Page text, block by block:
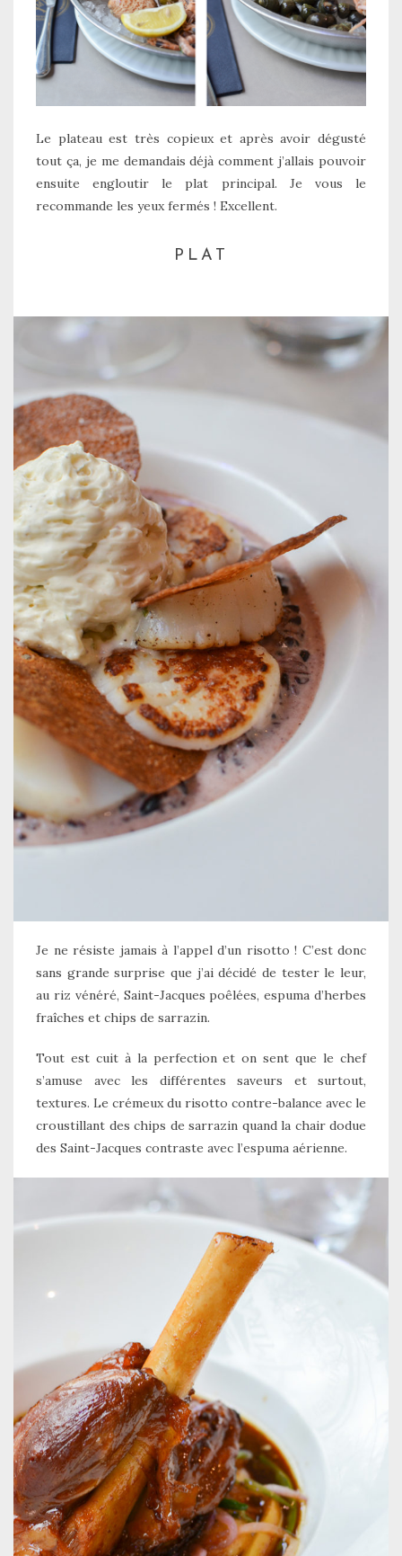
Le plateau est très copieux et après avoir dégusté
tout ça, je me demandais déjà comment j’allais pouvoir
ensuite engloutir le plat principal. Je vous le
recommande les yeux fermés ! Excellent.
PLAT
Je ne résiste jamais à l’appel d’un risotto ! C’est donc
sans grande surprise que j’ai décidé de tester le leur,
au riz vénéré, Saint-Jacques poêlées, espuma d’herbes
fraîches et chips de sarrazin.
Tout est cuit à la perfection et on sent que le chef
s’amuse avec les différentes saveurs et surtout,
textures. Le crémeux du risotto contre-balance avec le
croustillant des chips de sarrazin quand la chair dodue
des Saint-Jacques contraste avec l’espuma aérienne.